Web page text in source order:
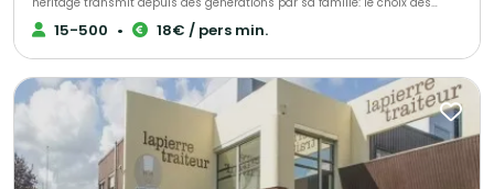
ingrédients, la patience de laisser mijoter et surtout, la passion et l‘amour
du bien manger ! Ce que Leon propose, c‘est une cuisine familiale, des
15-500 • 18€ / pers min.